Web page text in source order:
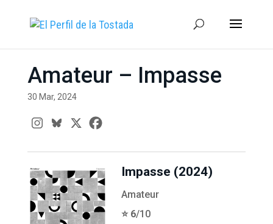
Amateur – Impasse
30 Mar, 2024
Impasse (2024)
Amateur
⭐️ 6/10